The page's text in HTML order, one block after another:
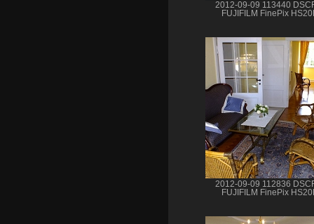
2012-09-09 113440
FUJIFILM FinePix
2012-09-09 112836
FUJIFILM FinePix